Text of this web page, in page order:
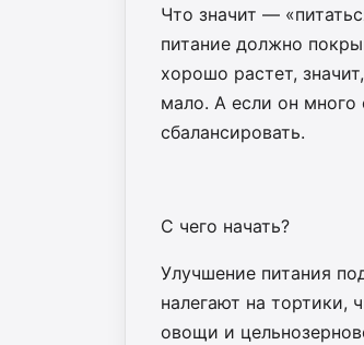
Что значит —
питание должно
хорошо растет,
мало. А если он много
сбалансировать.
С чего начать?
Улучшение питания
налегают на тортики,
овощи и